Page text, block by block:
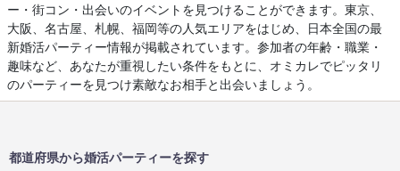
ー・街コン・出会いのイベントを見つけることができます。東京、
大阪、名古屋、札幌、福岡等の人気エリアをはじめ、日本全国の最
新婚活パーティー情報が掲載されています。参加者の年齢・職業・
趣味など、あなたが重視したい条件をもとに、オミカレでピッタリ
のパーティーを見つけ素敵なお相手と出会いましょう。
都道府県から婚活パーティーを探す